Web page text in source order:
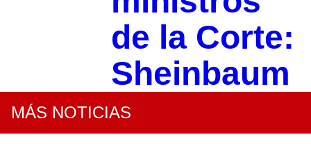
de la Corte:
Sheinbaum
MÁS NOTICIAS